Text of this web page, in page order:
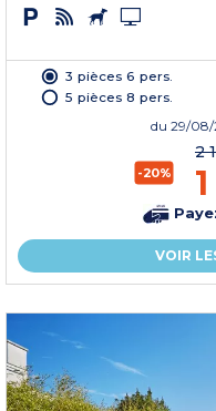
3 pièces 6 pers.
5 pièces 8 pers.
du 29/
-20%
2
VOIR